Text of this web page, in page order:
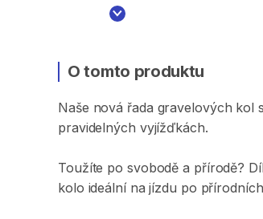
O tomto produktu
Naše nová řada gravelových kol s
pravidelných vyjížďkách.
Toužíte po svobodě a přírodě?
kolo ideální na jízdu po přírodních